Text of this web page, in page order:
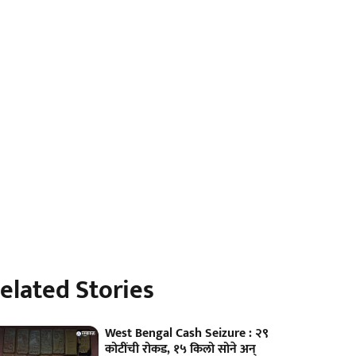
Stories
West Bengal Cash Seizure : २९
कोटींची रोकड, १५ किलो सोने अन्